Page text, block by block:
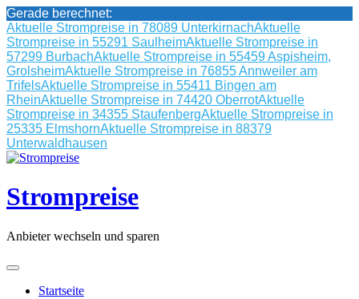
Gerade berechnet:
Aktuelle Strompreise in 78089 UnterkirnachAktuelle
Strompreise in 55291 SaulheimAktuelle Strompreise in
57299 BurbachAktuelle Strompreise in 55459 Aspisheim,
GrolsheimAktuelle Strompreise in 76855 Annweiler am
TrifelsAktuelle Strompreise in 55411 Bingen am
RheinAktuelle Strompreise in 74420 OberrotAktuelle
Strompreise in 34355 StaufenbergAktuelle Strompreise in
25335 ElmshornAktuelle Strompreise in 88379
Unterwaldhausen
Skip
content
Strompreise
Anbieter wechseln und sparen
Startseite